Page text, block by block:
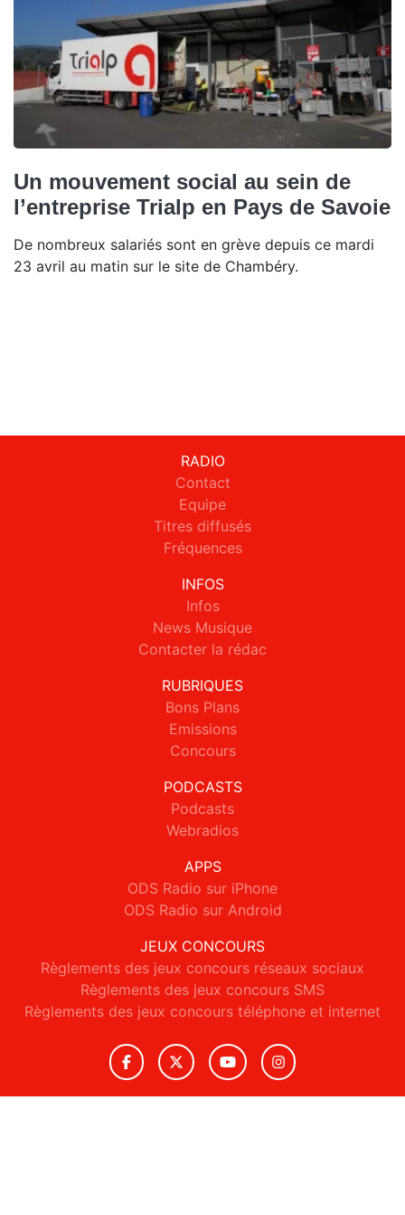
Un mouvement social au sein de
l’entreprise Trialp en Pays de Savoie
De nombreux salariés sont en grève depuis ce mardi
23 avril au matin sur le site de Chambéry.
RADIO
Contact
Equipe
Titres diffusés
Fréquences
INFOS
Infos
News Musique
Contacter la rédac
RUBRIQUES
Bons Plans
Emissions
Concours
PODCASTS
Podcasts
Webradios
APPS
ODS Radio sur iPhone
ODS Radio sur Android
JEUX CONCOURS
Règlements des jeux concours réseaux sociaux
Règlements des jeux concours SMS
Règlements des jeux concours téléphone et internet